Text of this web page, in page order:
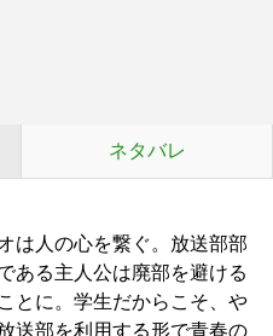
ネタバレ
人の心を繋ぐ。放送部部
ある主人公は廃部を避ける
とに。学生だからこそ、や
送部を利用する形で青春の